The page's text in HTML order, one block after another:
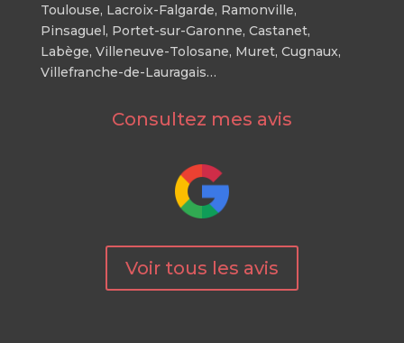
Toulouse, Lacroix-Falgarde, Ramonville,
Pinsaguel, Portet-sur-Garonne, Castanet,
Labège, Villeneuve-Tolosane, Muret, Cugnaux,
Villefranche-de-Lauragais…
Consultez mes avis
Voir tous les avis